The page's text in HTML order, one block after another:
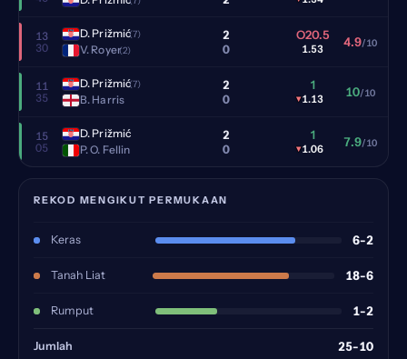
13
30
D. Prižmić(7)
V. Royer(2)
2
0
O20.5
1.53 4.9/10
11
35
D. Prižmić(7)
B. Harris
2
0
1
▾1.13 10/10
15
05
D. Prižmić
P. O. Fellin
2
0
1
▾1.06 7.9/10
REKOD MENGIKUT PERMUKAAN
Keras 6-2
Tanah Liat 18-6
Rumput 1-2
Jumlah 25-10